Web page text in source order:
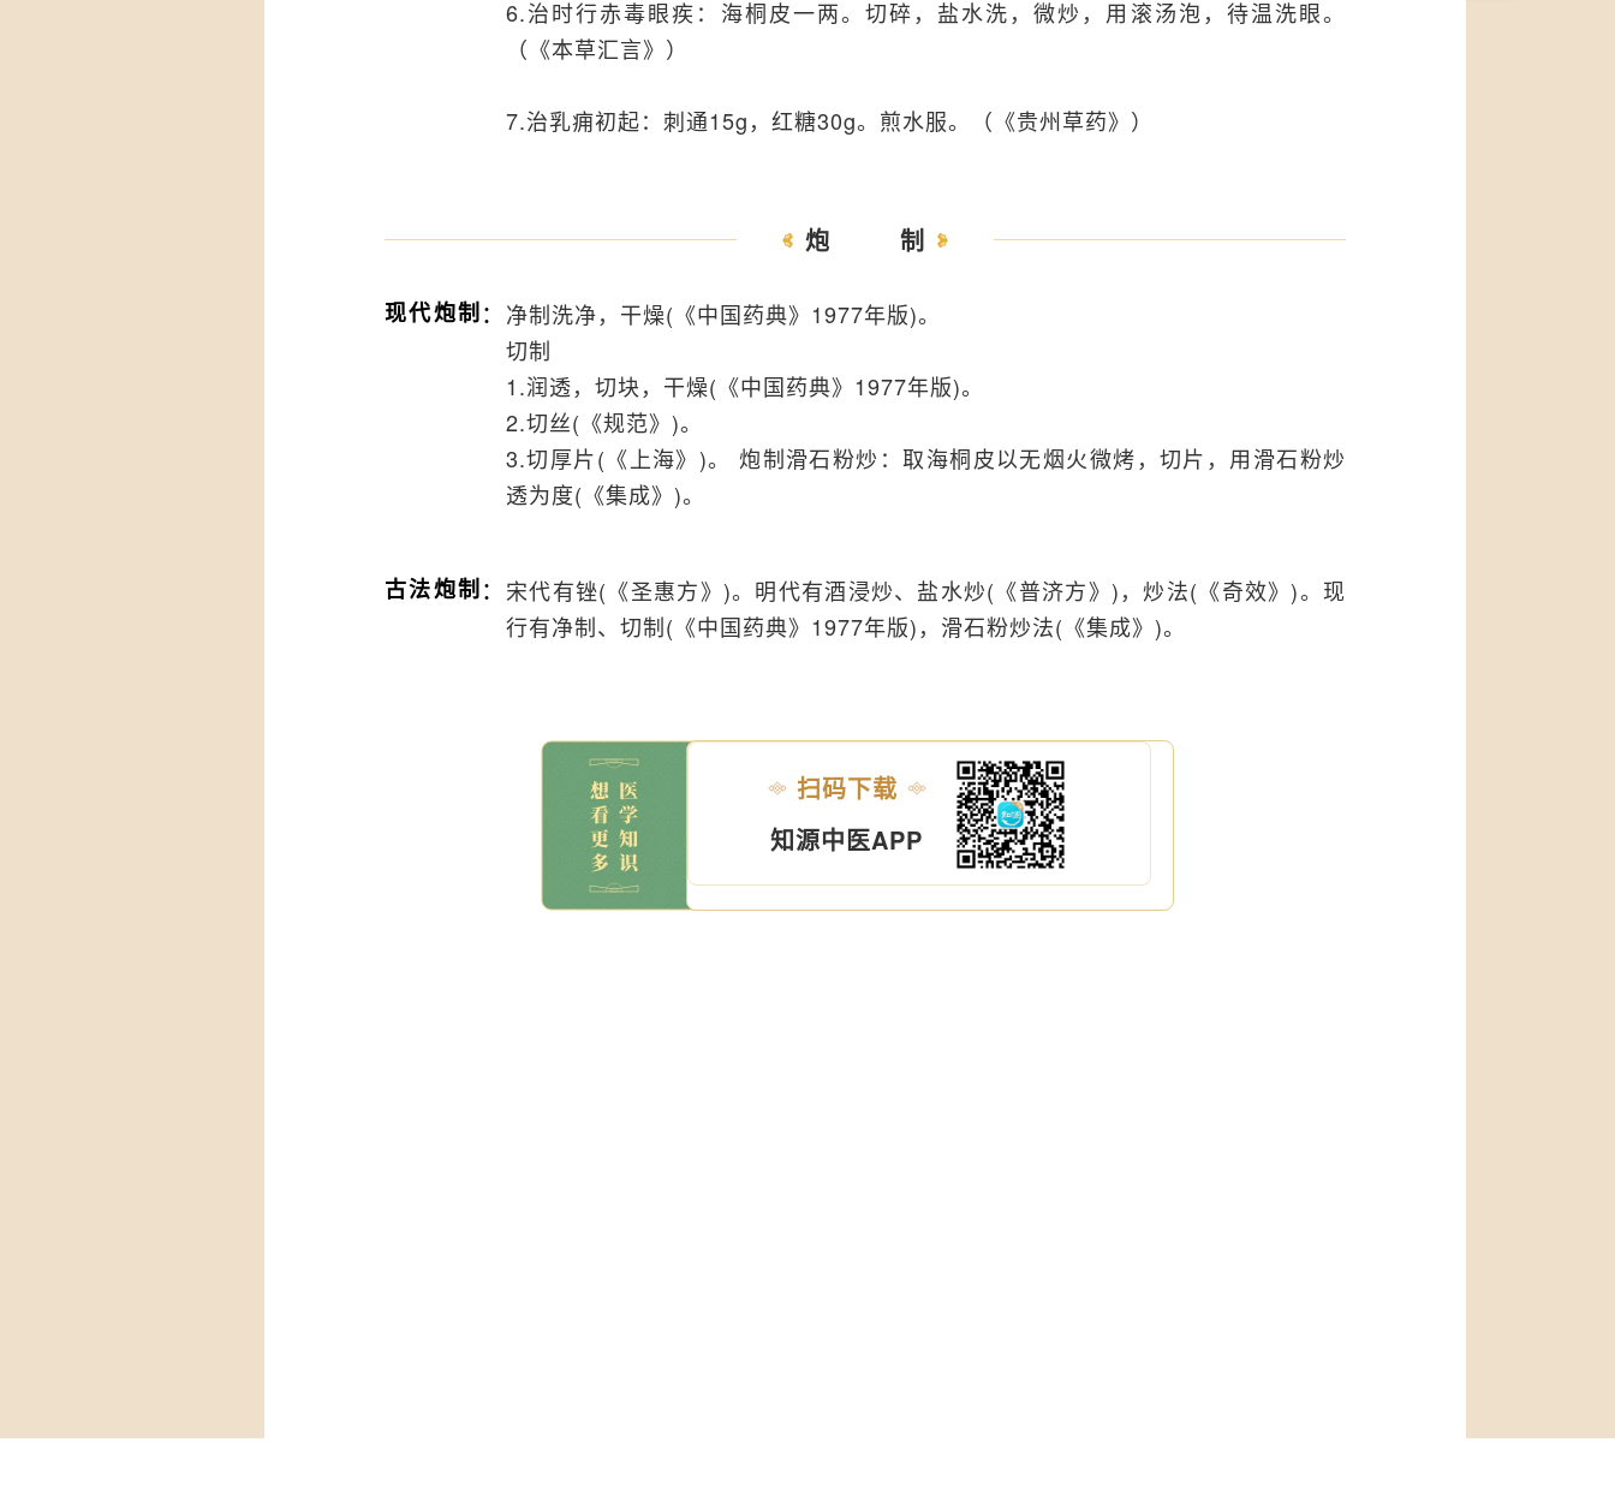
6.治时行赤毒眼疾：海桐皮一两。切碎，盐水洗，微炒，用滚汤泡，待温洗眼。
（《本草汇言》）
7.治乳痈初起：刺通15g，红糖30g。煎水服。（《贵州草药》）
炮制
现代炮制： 净制洗净，干燥(《中国药典》1977年版)。
切制
1.润透，切块，干燥(《中国药典》1977年版)。
2.切丝(《规范》)。
3.切厚片(《上海》)。 炮制滑石粉炒：取海桐皮以无烟火微烤，切片，用滑石粉炒
透为度(《集成》)。
古法炮制： 宋代有锉(《圣惠方》)。明代有酒浸炒、盐水炒(《普济方》)，炒法(《奇效》)。现
行有净制、切制(《中国药典》1977年版)，滑石粉炒法(《集成》)。
扫码下载
知源中医APP